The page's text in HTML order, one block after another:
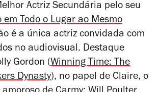
Actriz Secundária pelo seu
em Todo o Lugar ao Mesmo
é a única actriz convidada com
no audiovisual. Destaque
Gordon (Winning Time: The
Dynasty), no papel de Claire, o